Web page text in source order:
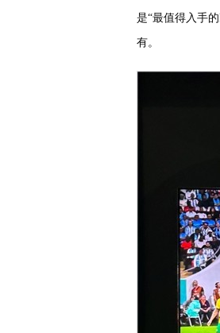
是“最值得入手
有。